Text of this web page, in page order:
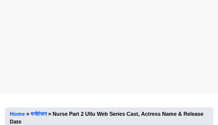
Home »मनोरंजन» Nurse Part 2 Ullu Web Series Cast, Actress Name & Release
Date